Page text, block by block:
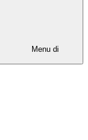
Menu di